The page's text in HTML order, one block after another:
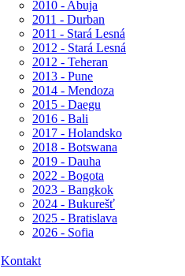
2010 - Abuja
2011 - Durban
2011 - Stará Lesná
2012 - Stará Lesná
2012 - Teheran
2013 - Pune
2014 - Mendoza
2015 - Daegu
2016 - Bali
2017 - Holandsko
2018 - Botswana
2019 - Dauha
2022 - Bogota
2023 - Bangkok
2024 - Bukurešť
2025 - Bratislava
2026 - Sofia
Kontakt